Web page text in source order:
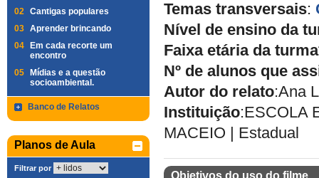
02 Cantigas populares
03 Aprender brincando
04
Em cada recorte um
encontro
05
Mídias e a questão
socioambiental.
Banco de Relatos
Planos de Aula
Filtrar por
Temas transversais:
Nível de ensino da
Faixa etária da
Nº de alunos que
Autor do relato:Ana
Instituição:ESCOLA
MACEIO
Estadual
Objetivos do uso do filme